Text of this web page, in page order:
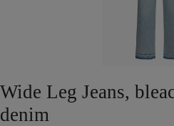
Wide Leg Jeans,
denim